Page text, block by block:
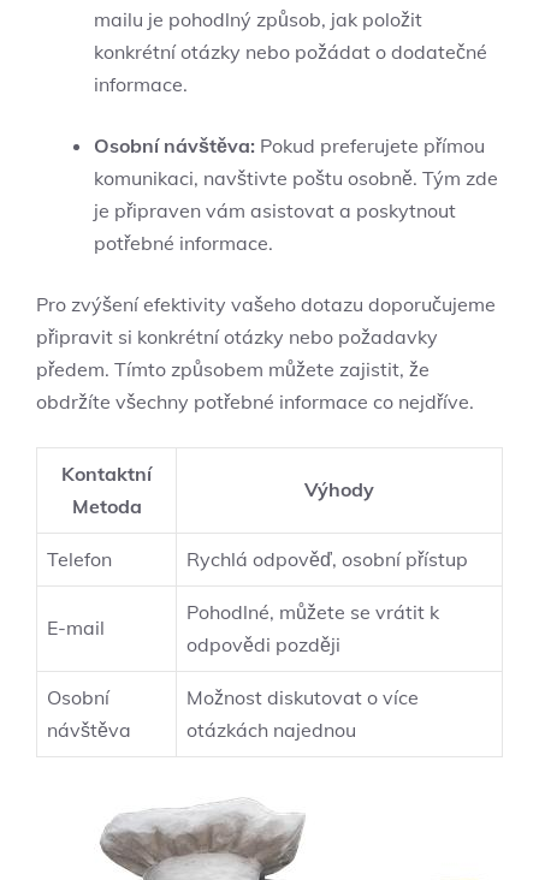
mailu je pohodlný způsob, jak položit
konkrétní otázky nebo požádat o dodatečné
informace.
Osobní návštěva: Pokud preferujete přímou
komunikaci, navštivte poštu osobně. Tým zde
je připraven vám asistovat a poskytnout
potřebné informace.
Pro zvýšení efektivity vašeho dotazu doporučujeme
připravit si konkrétní otázky nebo požadavky
předem. Tímto způsobem můžete zajistit, že
obdržíte všechny potřebné informace co nejdříve.
Kontaktní
Metoda
Výhody
Telefon Rychlá odpověď, osobní přístup
E-mail
Pohodlné, můžete se vrátit k
odpovědi později
Osobní
návštěva
Možnost diskutovat o více
otázkách najednou